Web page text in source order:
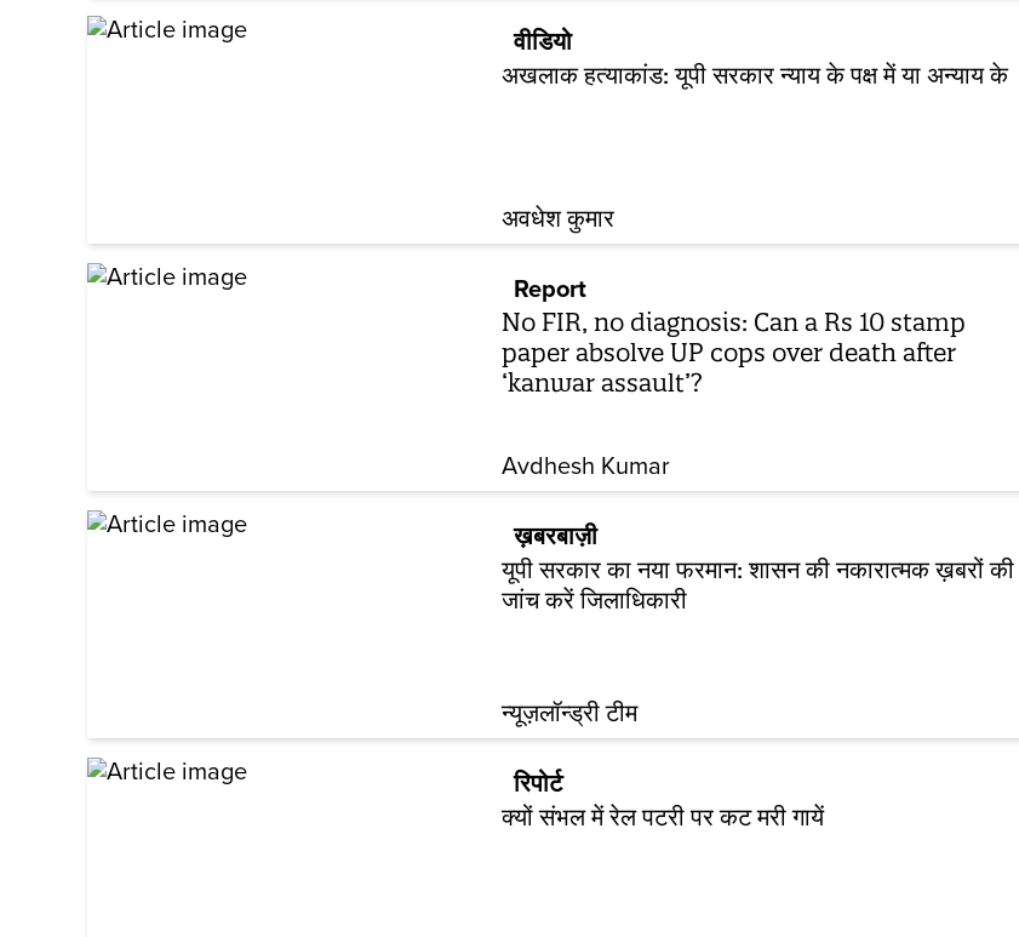
वीडियो
अखलाक हत्याकांड: यूपी सरकार न्याय के पक्ष में या अन्याय के
अवधेश कुमार
Report
No FIR, no diagnosis: Can a Rs 10 stamp
paper absolve UP cops over death after
‘kanwar assault’?
Avdhesh Kumar
ख़बरबाज़ी
यूपी सरकार का नया फरमान: शासन की नकारात्मक ख़बरों की
जांच करें जिलाधिकारी
न्यूज़लॉन्ड्री टीम
रिपोर्ट
क्यों संभल में रेल पटरी पर कट मरी गायें